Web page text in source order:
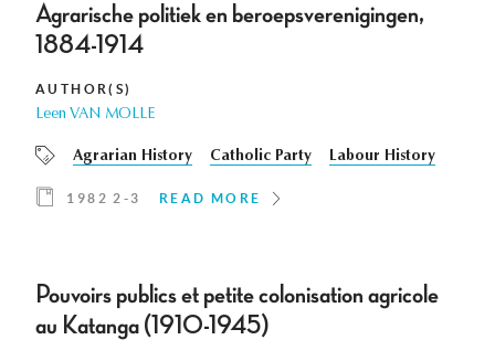
Agrarische politiek en beroepsverenigingen,
1884-1914
AUTHOR(S)
Leen VAN MOLLE
Agrarian History Catholic Party Labour History
1982 2-3 READ MORE
Pouvoirs publics et petite colonisation agricole
au Katanga (1910-1945)